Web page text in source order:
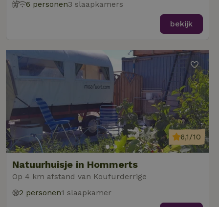
6 personen3 slaapkamers
bekijk
Natuurhuisje in Hommerts
Op 4 km afstand van Koufurderrige
6,1/10
2 personen1 slaapkamer